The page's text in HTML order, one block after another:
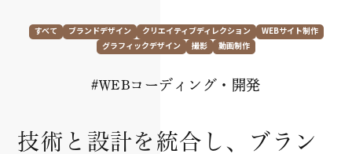
すべて ブランドデザイン クリエイティブディレクション
WEBサイト制作
グラフィックデザイン
撮影 動画制作
#WEBコーディング・開発
技術と設計を統合し、ブラン